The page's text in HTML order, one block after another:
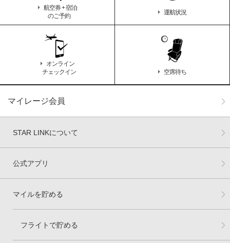
マイレージ会員
STAR LINKについて
公式アプリ
マイルを貯める
フライトで貯める
航空券 + 宿泊
のご予約
運航状況
オンライン
チェックイン
空席待ち